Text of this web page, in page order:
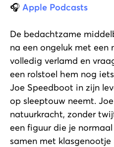
🎧 Apple Podcasts
De bedachtzame
na een ongeluk met een
volledig verlamd en
een rolstoel hem nog
Joe Speedboot in zijn
op sleeptouw neemt.
natuurkracht, zonder
een figuur die je
samen met klasgenootje